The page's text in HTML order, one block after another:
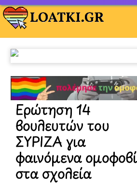
Skip
to
content
Ερώτηση 14
βουλευτών του
ΣΥΡΙΖΑ για
φαινόμενα
στα σχολεία